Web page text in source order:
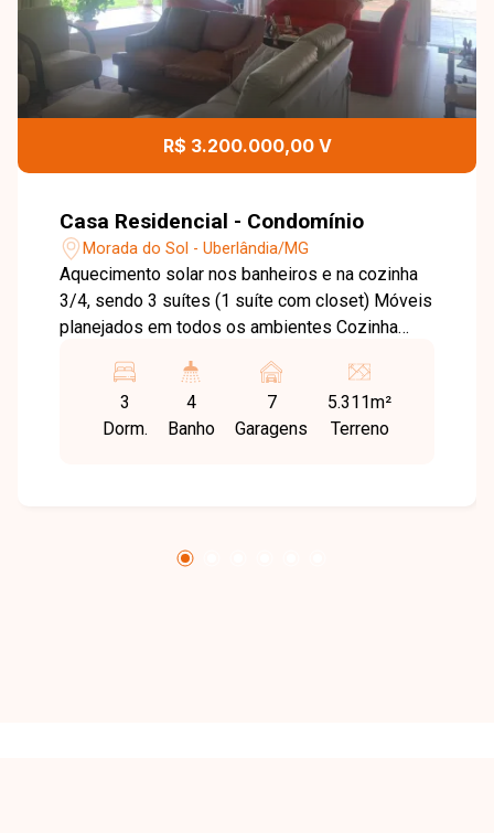
R$ 3.200.000,00 V
Casa Residencial - Condomínio
Morada do Sol - Uberlândia/MG
Aquecimento solar nos banheiros e na cozinha
3/4, sendo 3 suítes (1 suíte com closet) Móveis
planejados em todos os ambientes Cozinha
espécies frutíferas Espaço pré-projetado para
área gourmet com churrasqueira Infraestrutura
do condomínio: Lago para pesca esportiva
3
Dorm.
4
Banho
7
Garagens
5.311m²
Terreno